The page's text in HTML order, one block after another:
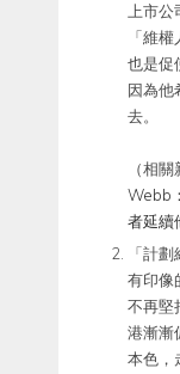
上市公
「維
也是促
因為他
去。
（相關
Webb
者延續
「計
有印像
不再堅
港漸漸
本色，